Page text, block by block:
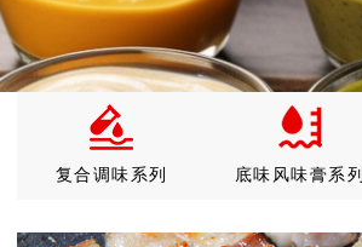
复合调味系列 底味风味膏系列